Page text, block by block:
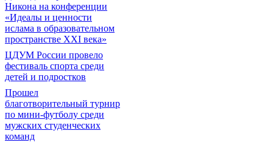
Никона на конференции
«Идеалы и ценности
ислама в образовательном
пространстве XXI века»
ЦДУМ России провело
фестиваль спорта среди
детей и подростков
Прошел
благотворительный турнир
по мини-футболу среди
мужских студенческих
команд